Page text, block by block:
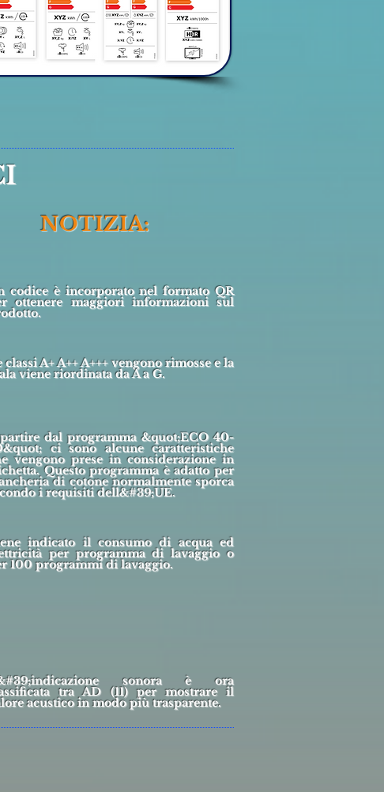
NOTIZIA:
codice è incorporato nel formato QR
ottenere maggiori informazioni sul
classi A+ A++ A+++ vengono rimosse e la
viene riordinata da A a G.
dal programma &quot;ECO 40-
ci sono alcune caratteristiche
vengono prese in considerazione in
Questo programma è adatto per
di cotone normalmente sporca
i requisiti dell&#39;UE.
indicato il consumo di acqua ed
per programma di lavaggio o
100 programmi di lavaggio.
sonora è ora
tra AD (11) per mostrare il
acustico in modo più trasparente.